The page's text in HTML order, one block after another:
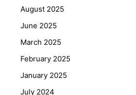
August 2025
June 2025
March 2025
February 2025
January 2025
July 2024